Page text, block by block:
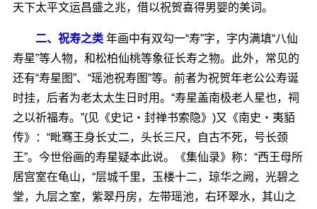
天下太平文运昌盛之兆，借以祝贺喜得男婴的美词。
二、祝寿之类年画中有双勾一“寿”字，字内满填“八仙
寿星”等人物，和松柏仙桃等象征长寿之物。此外，常见的
还有“寿星图”、“瑶池祝寿图”等。前者为祝贺年老公公寿诞
时挂，后者为老太太生日时用。“寿星盖南极老人星也，祠
之以祈福寿。”(见《史记・封禅书索隐》)又《南史・夷貊
传》：“毗骞王身长丈二，头长三尺，自古不死，号长颈
王”。今世俗画的寿星疑本此说。《集仙录》称：“西王母所
居宫室在龟山，“层城千里，玉楼十二，琼华之阙，光碧之
堂，九层之室，紫翠丹房，左带瑶池，右环翠水，其山之